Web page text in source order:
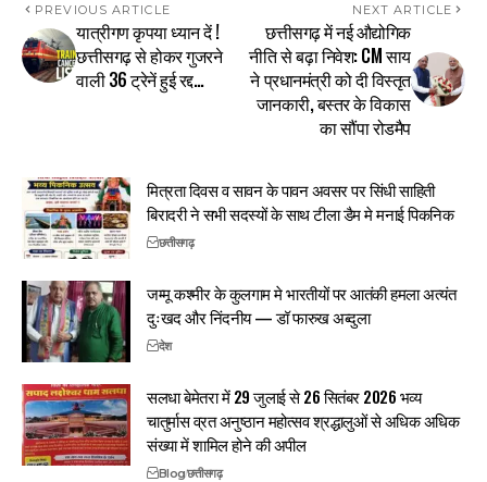
PREVIOUS ARTICLE
यात्रीगण कृपया ध्यान दें !
छत्तीसगढ़ से होकर गुजरने
वाली 36 ट्रेनें हुई रद्द…
NEXT ARTICLE
छत्तीसगढ़ में नई औद्योगिक
नीति से बढ़ा निवेश: CM साय
ने प्रधानमंत्री को दी विस्तृत
जानकारी, बस्तर के विकास
का सौंपा रोडमैप
मित्रता दिवस व सावन के पावन अवसर पर सिंधी साहिती
बिरादरी ने सभी सदस्यों के साथ टीला डैम मे मनाई पिकनिक
छत्तीसगढ़
जम्मू कश्मीर के कुलगाम मे भारतीयों पर आतंकी हमला अत्यंत
दुःखद और निंदनीय — डॉ फारुख अब्दुला
देश
सलधा बेमेतरा में 29 जुलाई से 26 सितंबर 2026 भव्य
चातुर्मास व्रत अनुष्ठान महोत्सव श्रद्धालुओं से अधिक अधिक
संख्या में शामिल होने की अपील
Blogछत्तीसगढ़